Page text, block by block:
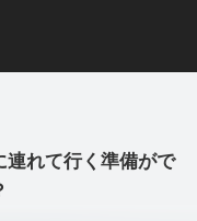
連れて行く準備がで